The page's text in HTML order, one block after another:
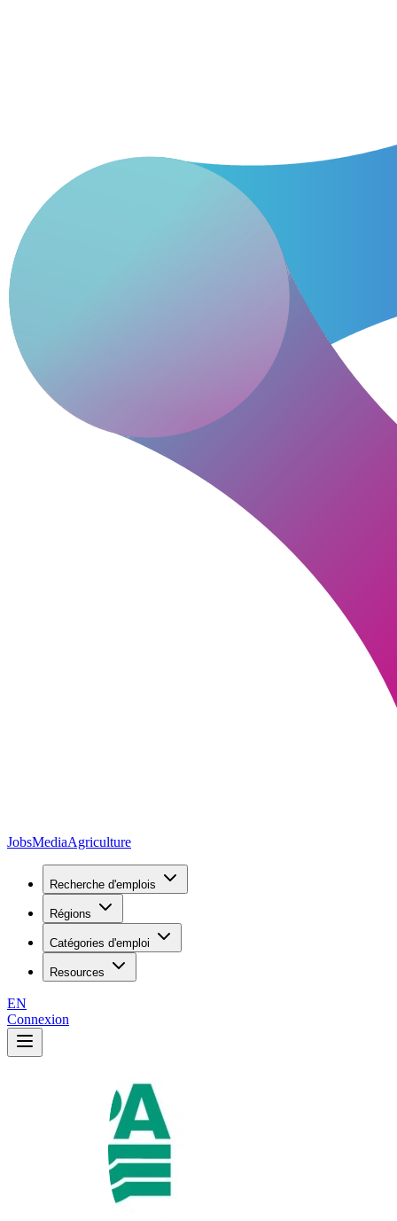
JobsMediaAgriculture
Recherche d'emplois
Régions
Catégories d'emploi
Resources
EN
Connexion